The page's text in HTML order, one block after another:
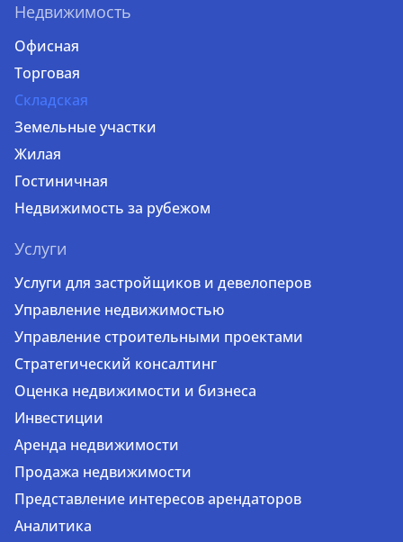
Недвижимость
Офисная
Торговая
Складская
Земельные участки
Жилая
Гостиничная
Недвижимость за рубежом
Услуги
Услуги для застройщиков и девелоперов
Управление недвижимостью
Управление строительными проектами
Стратегический консалтинг
Оценка недвижимости и бизнеса
Инвестиции
Аренда недвижимости
Продажа недвижимости
Представление интересов арендаторов
Аналитика